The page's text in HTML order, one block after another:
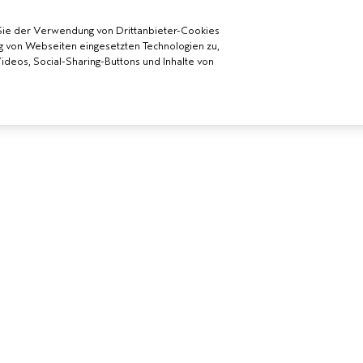
der Verwendung von Drittanbieter-Cookies
Webseiten eingesetzten Technologien zu,
Social-Sharing-Buttons und Inhalte von